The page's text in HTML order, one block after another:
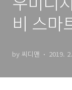
비 스마
by 씨디맨 2019.